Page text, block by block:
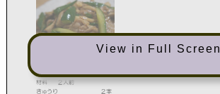
View in Full Screen